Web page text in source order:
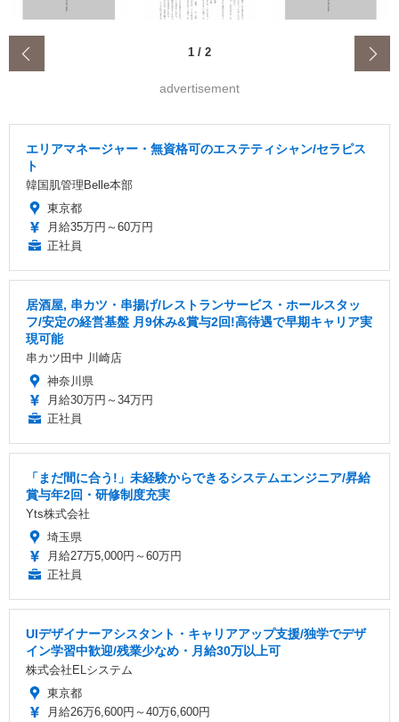
1 / 2
advertisement
エリアマネージャー・無資格可のエステティシャン/セラピス
ト
韓国肌管理Belle本部
東京都
月給35万円～60万円
正社員
居酒屋, 串カツ・串揚げ/レストランサービス・ホールスタッ
フ/安定の経営基盤 月9休み&賞与2回!高待遇で早期キャリア実
現可能
串カツ田中 川崎店
神奈川県
月給30万円～34万円
正社員
「まだ間に合う!」未経験からできるシステムエンジニア/昇給
賞与年2回・研修制度充実
Yts株式会社
埼玉県
月給27万5,000円～60万円
正社員
UIデザイナーアシスタント・キャリアアップ支援/独学でデザ
イン学習中歓迎/残業少なめ・月給30万以上可
株式会社ELシステム
東京都
月給26万6,600円～40万6,600円